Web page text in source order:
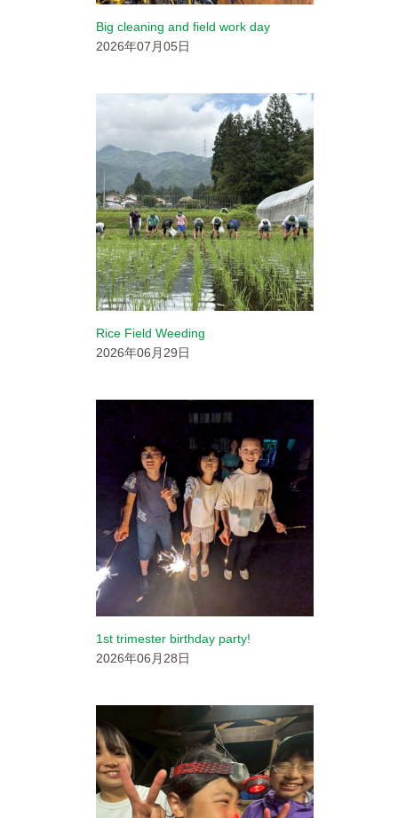
Big cleaning and field work day
2026年07月05日
Rice Field Weeding
2026年06月29日
1st trimester birthday party!
2026年06月28日